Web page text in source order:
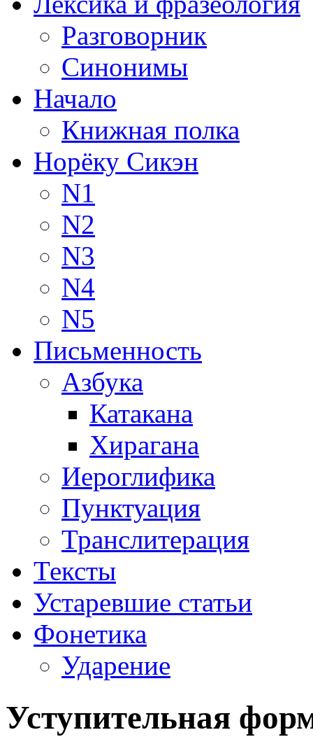
Разговорник
Синонимы
Начало
Книжная полка
Норёку Сикэн
N1
N2
N3
N4
N5
Письменность
Азбука
Катакана
Хирагана
Иероглифика
Пунктуация
Транслитерация
Тексты
Устаревшие статьи
Фонетика
Ударение
Уступительная